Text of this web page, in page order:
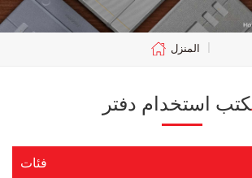
المنزل |
مكتب استخدام دفتر
فئات